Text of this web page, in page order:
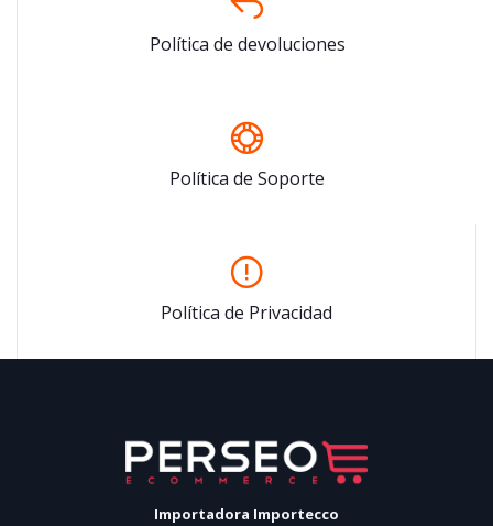
Política de devoluciones
Política de Soporte
Política de Privacidad
Importadora Importecco